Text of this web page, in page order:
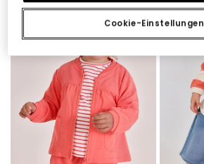
-60% -40%
Cookie-Einstellungen